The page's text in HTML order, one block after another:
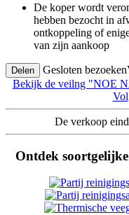
De koper wordt
hebben bezocht in
ontkoppeling of
van zijn aankoop
Delen Gesloten bezoeken
Bekijk de veilng "NOE
De verkoop
Ontdek